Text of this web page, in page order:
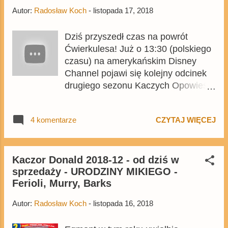
był naprawdę trudny, ponieważ
historii.
Autor: Radosław Koch - listopada 17, 2018
Dziś przyszedł czas na powrót
Ćwierkulesa! Już o 13:30 (polskiego
czasu) na amerykańskim Disney
Channel pojawi się kolejny odcinek
drugiego sezonu Kaczych Opowieści
odcinkiem serialu zarówno pod
emisji. Nie wiadomo kiedy pojawi się
w Polsce, lecz nie nastąpi to
wcześniej niż w przyszłym roku. W
odcinku pojawi się ponownie
lat. Tym razem heros zostanie
4 komentarze CZYTAJ WIĘCEJ
Kaczor Donald 2018-12 - od dziś w
sprzedaży - URODZINY MIKIEGO -
Ferioli, Murry, Barks
Autor: Radosław Koch - listopada 16, 2018